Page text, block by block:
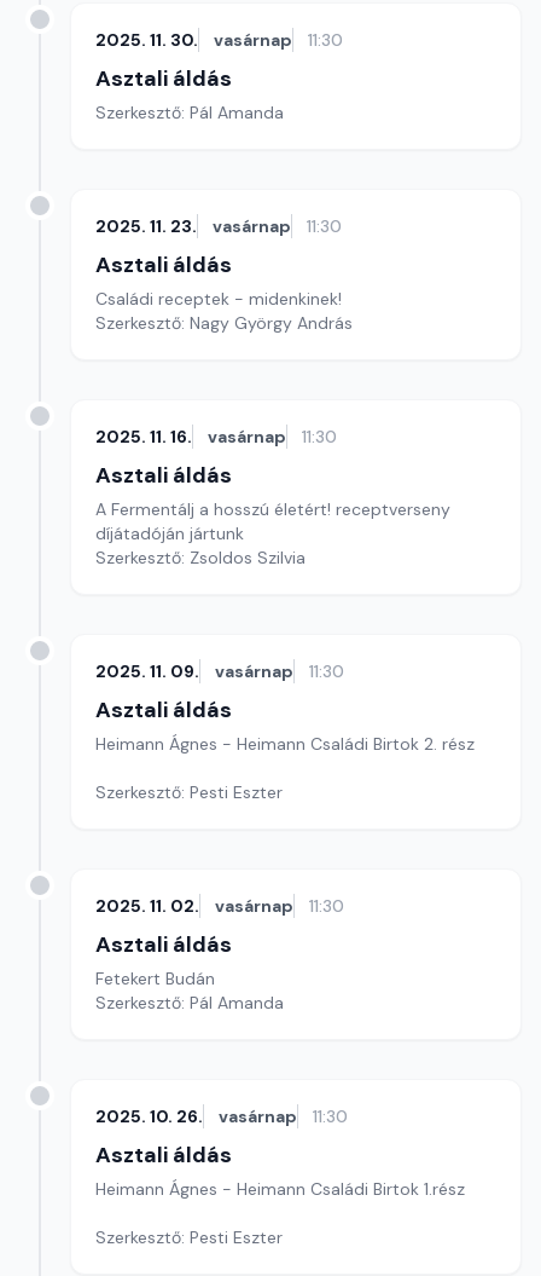
2025. 11. 30. vasárnap 11:30
Asztali áldás
Szerkesztő: Pál Amanda
2025. 11. 23. vasárnap 11:30
Asztali áldás
Családi receptek - midenkinek!
Szerkesztő: Nagy György András
2025. 11. 16. vasárnap 11:30
Asztali áldás
A Fermentálj a hosszú életért! receptverseny
díjátadóján jártunk
Szerkesztő: Zsoldos Szilvia
2025. 11. 09. vasárnap 11:30
Asztali áldás
Heimann Ágnes - Heimann Családi Birtok 2. rész
Szerkesztő: Pesti Eszter
2025. 11. 02. vasárnap 11:30
Asztali áldás
Fetekert Budán
Szerkesztő: Pál Amanda
2025. 10. 26. vasárnap 11:30
Asztali áldás
Heimann Ágnes - Heimann Családi Birtok 1.rész
Szerkesztő: Pesti Eszter